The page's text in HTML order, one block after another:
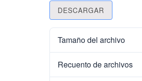
DESCARGAR
Tamaño del archivo
Recuento de archivos